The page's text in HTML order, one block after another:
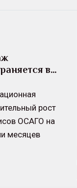
в…
рост
ОСАГО на
месяцев